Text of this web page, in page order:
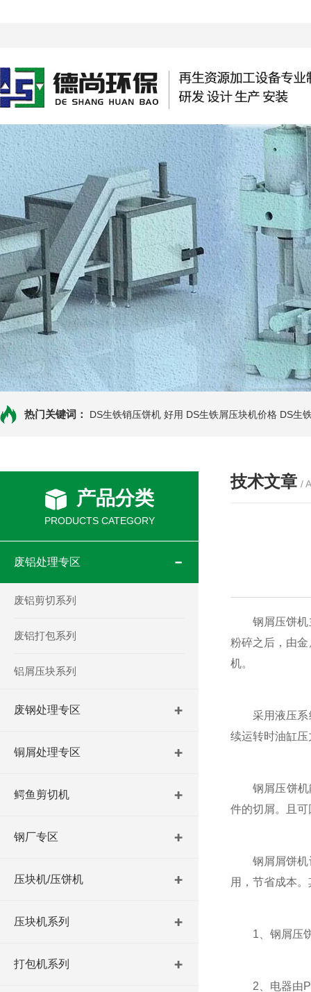
热门关键词： DS生铁销压饼机 好用 DS生铁屑压块机价格 DS生
产品分类
PRODUCTS CATEGORY
废铝处理专区
废铝剪切系列
废铝打包系列
铝屑压块系列
废钢处理专区
铜屑处理专区
鳄鱼剪切机
钢厂专区
压块机/压饼机
压块机系列
打包机系列
技术文章 /
钢屑压饼机
粉碎之后，由
机。
采用液压系统
续运转时油缸
钢屑压饼机能
件的切屑。且
钢屑屑饼机设
用，节省成本
1、钢屑压饼
2、电器由